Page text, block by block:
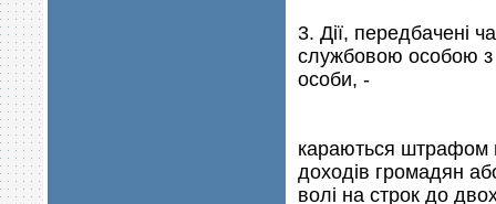
3. Дії, передбачені
службовою особою з
особи, -
караються штрафом
доходів громадян
волі на строк до